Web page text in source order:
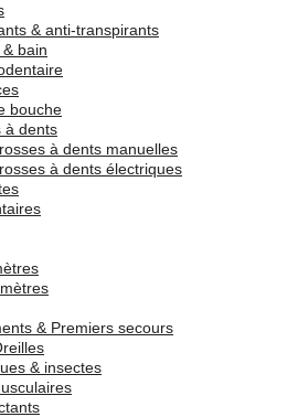
& anti-transpirants
bain
bouche
à dents
à dents manuelles
à dents électriques
& Premiers secours
& insectes